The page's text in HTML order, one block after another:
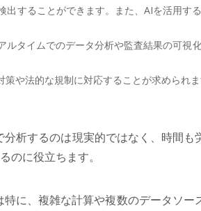
することができます。また、AIを活用す
タイムでのデータ分析や監査結果の可視
や法的な規制に対応することが求められま
析するのは現実的ではなく、時間も
に役立ちます。
に、複雑な計算や複数のデータソー